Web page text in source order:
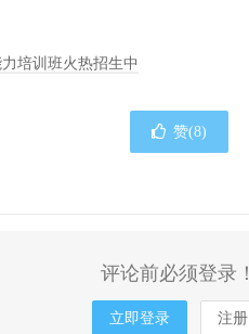
培训班火热招生中
赞(8)
评论前必须登录！
立即登录 注册